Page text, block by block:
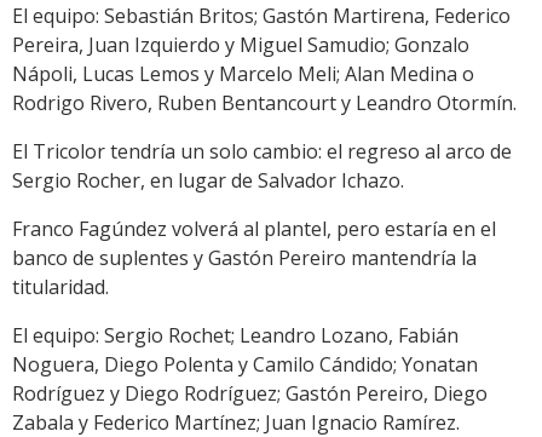
El equipo: Sebastián Britos; Gastón Martirena, Federico
Pereira, Juan Izquierdo y Miguel Samudio; Gonzalo
Nápoli, Lucas Lemos y Marcelo Meli; Alan Medina o
Rodrigo Rivero, Ruben Bentancourt y Leandro Otormín.
El Tricolor tendría un solo cambio: el regreso al arco de
Sergio Rocher, en lugar de Salvador Ichazo.
Franco Fagúndez volverá al plantel, pero estaría en el
banco de suplentes y Gastón Pereiro mantendría la
titularidad.
El equipo: Sergio Rochet; Leandro Lozano, Fabián
Noguera, Diego Polenta y Camilo Cándido; Yonatan
Rodríguez y Diego Rodríguez; Gastón Pereiro, Diego
Zabala y Federico Martínez; Juan Ignacio Ramírez.